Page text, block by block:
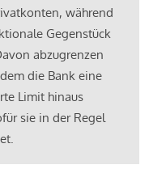
während
Gegenstück
abzugrenzen
die Bank eine
Limit hinaus
sie in der Regel